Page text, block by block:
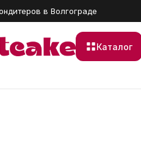
в Волгограде
Каталог